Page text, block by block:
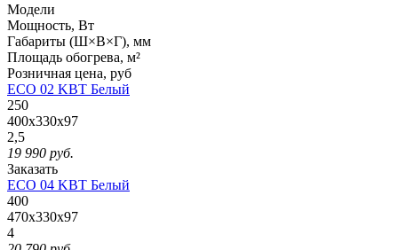
Модели
Мощность, Вт
Габариты (Ш×В×Г), мм
Площадь обогрева, м²
Розничная цена, руб
ECO 02 KBT Белый
250
400x330x97
2,5
19 990 руб.
Заказать
ECO 04 KBT Белый
400
470x330x97
4